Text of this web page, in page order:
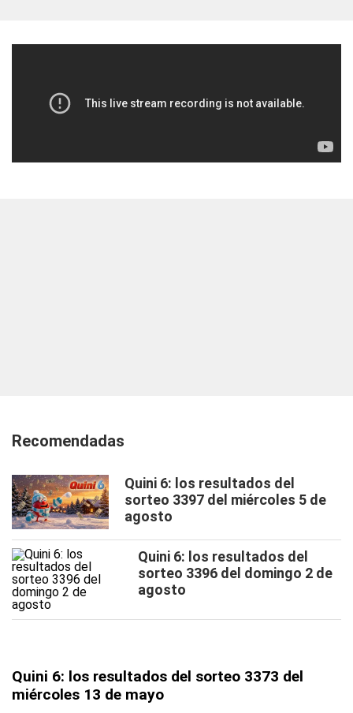
Recomendadas
Quini 6: los resultados del
sorteo 3397 del miércoles 5 de
agosto
Quini 6: los resultados del
sorteo 3396 del domingo 2 de
agosto
Quini 6: los resultados del sorteo 3373 del
miércoles 13 de mayo